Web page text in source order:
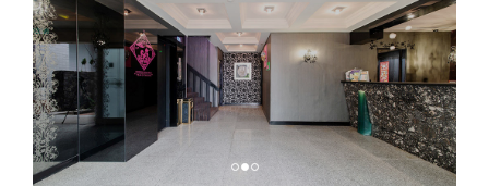
提
案
飯
店
合